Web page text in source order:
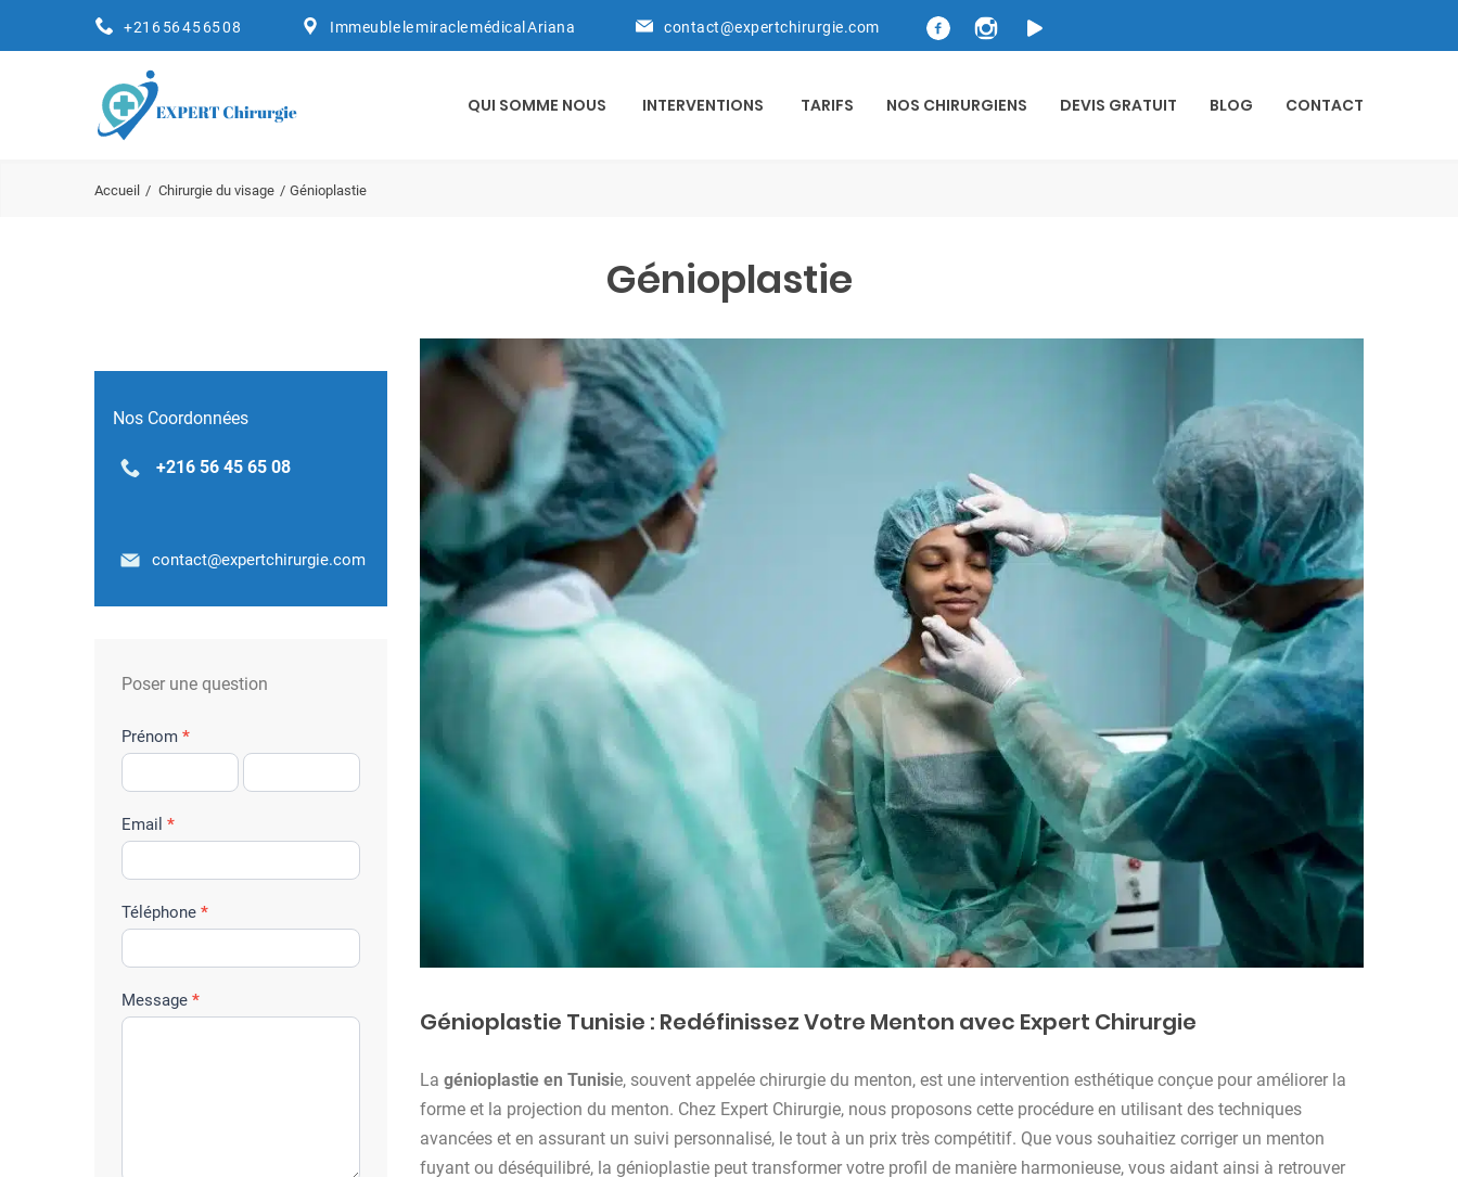
+216 56 45 65 08 Immeuble le miracle médical Ariana contact@expertchirurgie.com
QUI SOMME NOUS INTERVENTIONS TARIFS NOS CHIRURGIENS DEVIS GRATUIT BLOG CONTACT
Accueil Chirurgie du visage Génioplastie
Génioplastie
Nos Coordonnées
+216 56 45 65 08
contact@expertchirurgie.com
Poser une question
f
o
r
m
u
l
a
i
r
e
i
Prénom *
Email *
Téléphone *
Message *
Génioplastie Tunisie : Redéfinissez Votre Menton avec Expert Chirurgie
La génioplastie en Tunisie, souvent appelée chirurgie du menton, est une intervention esthétique conçue pour améliorer la
forme et la projection du menton. Chez Expert Chirurgie, nous proposons cette procédure en utilisant des techniques
avancées et en assurant un suivi personnalisé, le tout à un prix très compétitif. Que vous souhaitiez corriger un menton
fuyant ou déséquilibré, la génioplastie peut transformer votre profil de manière harmonieuse, vous aidant ainsi à retrouver